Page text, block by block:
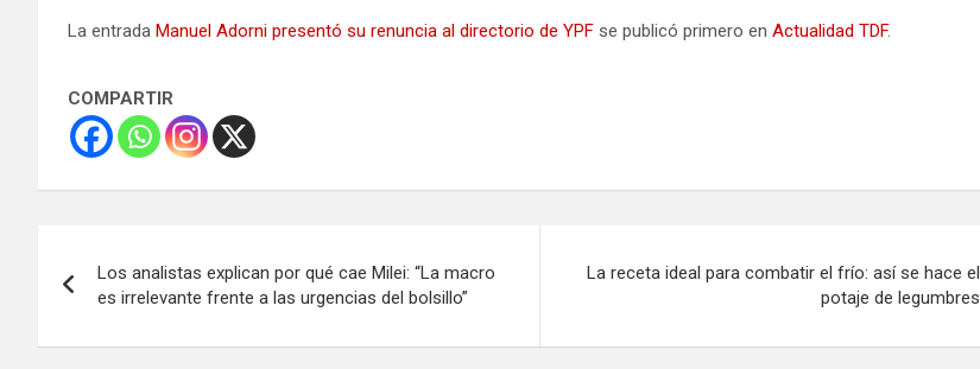
La entrada Manuel Adorni presentó su renuncia al directorio de YPF se publicó primero en Actualidad TDF.
COMPARTIR
de
entradas
Los analistas explican por qué cae Milei: “La macro
es irrelevante frente a las urgencias del bolsillo”
La receta ideal para combatir el frío: así se hace el
potaje de legumbres